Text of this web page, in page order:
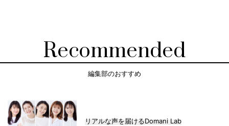
Recommended
編集部のおすすめ
リアルな声を届けるDomani Lab